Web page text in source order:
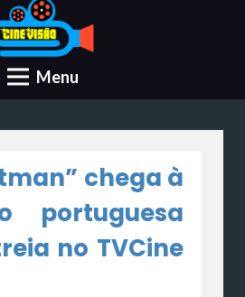
Menu
chega à
portuguesa
no TVCine